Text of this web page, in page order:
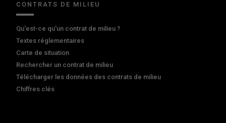
CONTRATS DE MILIEU
Qu'est-ce qu'un contrat de milieu ?
Textes réglementaires
Carte de situation
Rechercher un contrat de milieu
Télécharger les données des contrats de milieu
Chiffres clés